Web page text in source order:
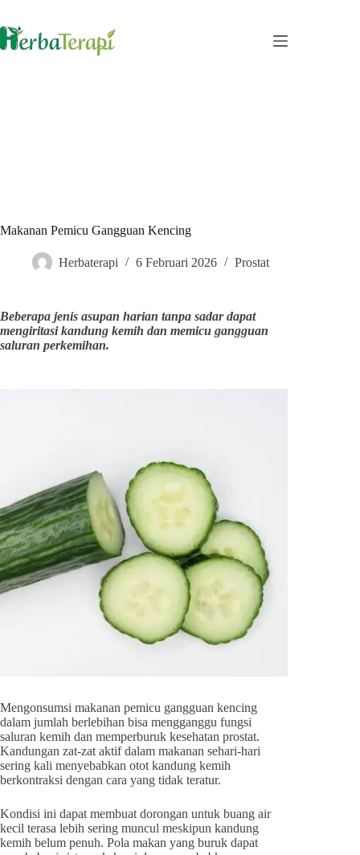
content
Makanan Pemicu Gangguan Kencing
Herbaterapi 6 Februari 2026 Prostat
Beberapa jenis asupan harian tanpa sadar dapat
mengiritasi kandung kemih dan memicu gangguan
saluran perkemihan.
Mengonsumsi makanan pemicu gangguan kencing
dalam jumlah berlebihan bisa mengganggu fungsi
saluran kemih dan memperburuk kesehatan prostat.
Kandungan zat-zat aktif dalam makanan sehari-hari
sering kali menyebabkan otot kandung kemih
berkontraksi dengan cara yang tidak teratur.
Kondisi ini dapat membuat dorongan untuk buang air
kecil terasa lebih sering muncul meskipun kandung
kemih belum penuh. Pola makan yang buruk dapat